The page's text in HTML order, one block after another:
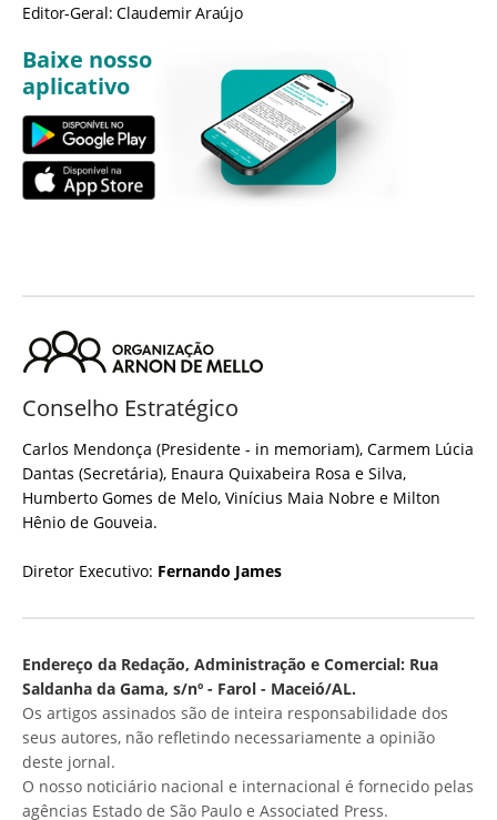
Editor-Geral: Claudemir Araújo
Baixe nosso
aplicativo
Conselho Estratégico
Carlos Mendonça (Presidente - in memoriam), Carmem Lúcia
Dantas (Secretária), Enaura Quixabeira Rosa e Silva,
Humberto Gomes de Melo, Vinícius Maia Nobre e Milton
Hênio de Gouveia.
Diretor Executivo: Fernando James
Endereço da Redação, Administração e Comercial: Rua
Saldanha da Gama, s/nº - Farol - Maceió/AL.
Os artigos assinados são de inteira responsabilidade dos
seus autores, não refletindo necessariamente a opinião
deste jornal.
O nosso noticiário nacional e internacional é fornecido pelas
agências Estado de São Paulo e Associated Press.